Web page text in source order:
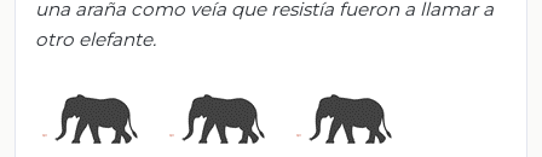
una araña como veía que resistía fueron a llamar a
otro elefante.